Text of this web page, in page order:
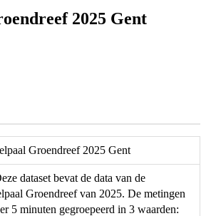
2025 Gent
Groendreef 2025 Gent
dataset bevat de data van de
Groendreef van 2025. De metingen
5 minuten gegroepeerd in 3 waarden: